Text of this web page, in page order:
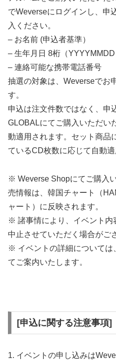
でWeverseにログインし、申
入ください。
– お名前 (申込者基準）
– 生年月日 8桁（YYYYMMDD
– 連絡可能な携帯電話番号
抽選の対象は、Weverseでお
す。
申込は注文件数ではなく、申
GLOBALにてご購入いただい
動適用されます。セット商品
ているCD枚数に応じて自動適
※ Weverse Shopにてご購入
売情報は、韓国チャート（
ャート）に反映されます。
※ 諸事情により、イベント内
中止させていただく場合がご
※ イベントの詳細については
てご案内いたします。
[申込に関する注意事項]
1. イベントの申し込みは